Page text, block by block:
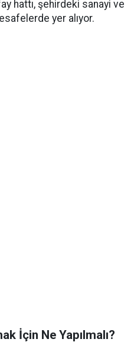
hattı, şehirdeki sanayi ve
yer alıyor.
İçin Ne Yapılmalı?